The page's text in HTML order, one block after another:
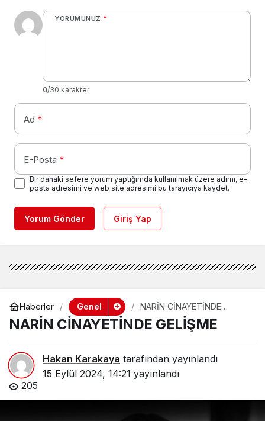
YORUMUNUZ *
0/30 karakter
Ad *
E-Posta *
Bir dahaki sefere yorum yaptığımda kullanılmak üzere adımı, e-
posta adresimi ve web site adresimi bu tarayıcıya kaydet.
Yorum Gönder Giriş Yap
Haberler Genel
NARİN CİNAYETİNDE
NARİN CİNAYETİNDE GELİŞME
Hakan Karakaya tarafından yayınlandı
15 Eylül 2024, 14:21 yayınlandı
205